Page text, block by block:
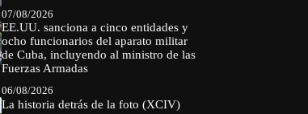
07/08/2026
EE.UU. sanciona a cinco entidades y
ocho funcionarios del aparato militar
de Cuba, incluyendo al ministro de las
Fuerzas Armadas
06/08/2026
La historia detrás de la foto (XCIV)